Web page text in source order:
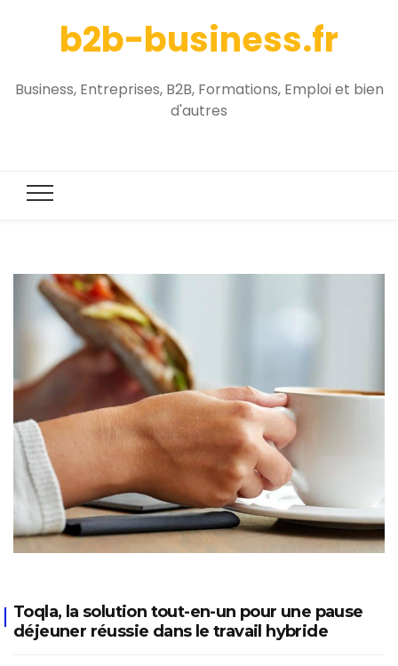
b2b-business.fr
Business, Entreprises, B2B, Formations, Emploi et bien
d'autres
Toqla, la solution tout-en-un pour une pause
déjeuner réussie dans le travail hybride